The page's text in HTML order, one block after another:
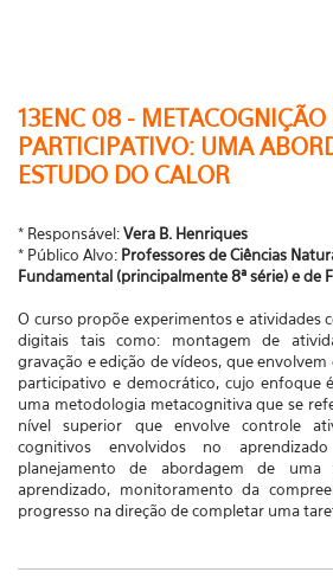
13ENC 08 - METACOGNIÇÃO
PARTICIPATIVO: UMA
ESTUDO DO CALOR
* Responsável:Vera B. Henriques
* Público Alvo: Professores de Ciências
Fundamental (principalmente 8ª série) e de
O curso propõe experimentos e atividades
digitais tais como: montagem de
gravação e edição de vídeos, que
participativo e democrático, cujo enfoque
uma metodologia metacognitiva que se
nível superior que envolve controle
cognitivos envolvidos no
planejamento de abordagem de uma
aprendizado, monitoramento da
progresso na direção de completar uma